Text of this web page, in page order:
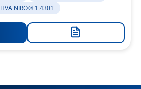
HVA NIRO® 1.4301
Zur
hinzufügen